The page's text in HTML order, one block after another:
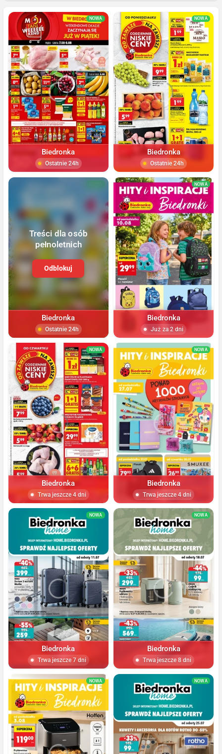
NOWA
Biedronka
Ostatnie 24h
NOWA
Biedronka
Ostatnie 24h
Treści dla osób
pełnoletnich
Odblokuj
Biedronka
Ostatnie 24h
NOWA
Biedronka
Już za 2 dni
NOWA
Biedronka
Trwa jeszcze 4 dni
NOWA
Biedronka
Trwa jeszcze 4 dni
NOWA
Biedronka
Trwa jeszcze 7 dni
NOWA
Biedronka
Trwa jeszcze 8 dni
NOWA NOWA